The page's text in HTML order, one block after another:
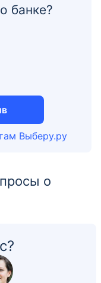
банке?
Выберу.ру
о